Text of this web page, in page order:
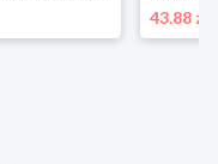
43.88 zł